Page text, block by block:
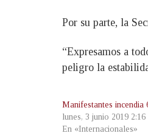
Por su parte, la
“Expresamos a
peligro la
Manifestantes incendia
lunes, 3 junio 2019 2:16
En «Internacionales»